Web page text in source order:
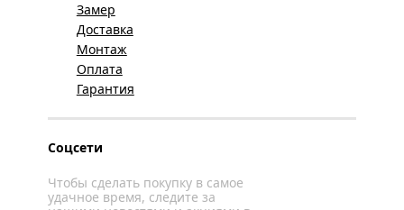
Замер
Доставка
Монтаж
Оплата
Гарантия
Соцсети
Чтобы сделать покупку в самое
удачное время, следите за